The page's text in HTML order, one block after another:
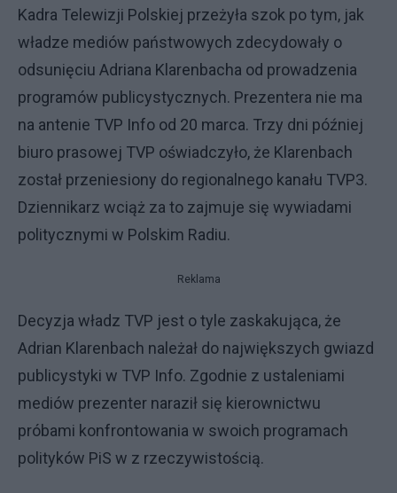
Kadra Telewizji Polskiej przeżyła szok po tym, jak
władze mediów państwowych zdecydowały o
odsunięciu Adriana Klarenbacha od prowadzenia
programów publicystycznych. Prezentera nie ma
na antenie TVP Info od 20 marca. Trzy dni później
biuro prasowej TVP oświadczyło, że Klarenbach
został przeniesiony do regionalnego kanału TVP3.
Dziennikarz wciąż za to zajmuje się wywiadami
politycznymi w Polskim Radiu.
Reklama
Decyzja władz TVP jest o tyle zaskakująca, że
Adrian Klarenbach należał do największych gwiazd
publicystyki w TVP Info. Zgodnie z ustaleniami
mediów prezenter naraził się kierownictwu
próbami konfrontowania w swoich programach
polityków PiS w z rzeczywistością.